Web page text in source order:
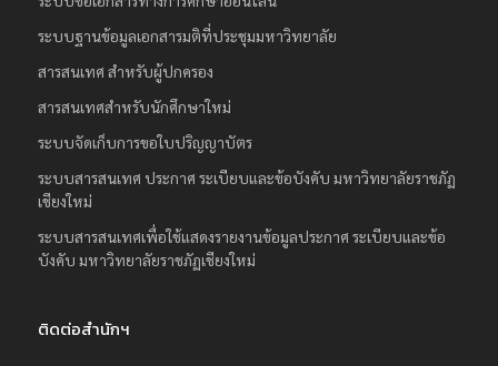
ระบบฐานข้อมูลเอกสารมติที่ประชุมมหาวิทยาลัย
สารสนเทศ สำหรับผู้ปกครอง
สารสนเทศสำหรับนักศึกษาใหม่
ระบบจัดเก็บการขอใบปริญญาบัตร
ระบบสารสนเทศ ประกาศ ระเบียบและข้อบังคับ มหาวิทยาลัยราชภัฏ
เชียงใหม่
ระบบสารสนเทศเพื่อใช้แสดงรายงานข้อมูลประกาศ ระเบียบและข้อ
บังคับ มหาวิทยาลัยราชภัฏเชียงใหม่
ติดต่อสำนักฯ